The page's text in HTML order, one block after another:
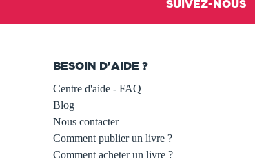
SUIVEZ-NOUS
BESOIN D'AIDE ?
Centre d'aide - FAQ
Blog
Nous contacter
Comment publier un livre ?
Comment acheter un livre ?